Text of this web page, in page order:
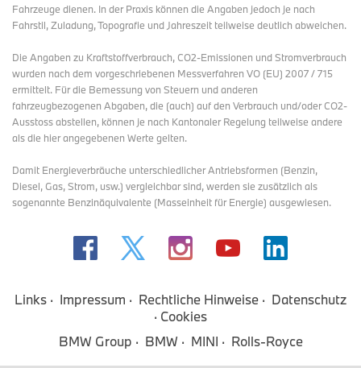
Fahrzeuge dienen. In der Praxis können die Angaben jedoch je nach
Fahrstil, Zuladung, Topografie und Jahreszeit teilweise deutlich abweichen.
Die Angaben zu Kraftstoffverbrauch, CO2-Emissionen und Stromverbrauch
wurden nach dem vorgeschriebenen Messverfahren VO (EU) 2007 / 715
ermittelt. Für die Bemessung von Steuern und anderen
fahrzeugbezogenen Abgaben, die (auch) auf den Verbrauch und/oder CO2-
Ausstoss abstellen, können je nach Kantonaler Regelung teilweise andere
als die hier angegebenen Werte gelten.
Damit Energieverbräuche unterschiedlicher Antriebsformen (Benzin,
Diesel, Gas, Strom, usw.) vergleichbar sind, werden sie zusätzlich als
sogenannte Benzinäquivalente (Masseinheit für Energie) ausgewiesen.
Links Impressum Rechtliche Hinweise
Datenschutz
Cookies
BMW Group
BMW MINI Rolls-Royce